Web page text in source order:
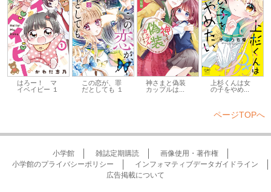
はろー！ マ
イベイビー １
この恋が、罪
だとしても １
神さまと偽装
カップルは...
上杉くんは女
の子をやめ...
ページTOPへ
小学館 雑誌定期購読
画像使用・著作権
小学館のプライバシーポリシー
インフォマティブデータガイドライン
広告掲載について